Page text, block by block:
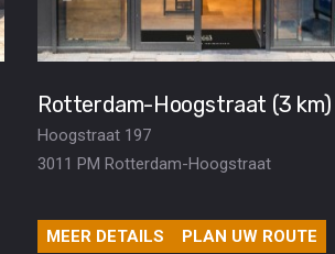
Rotterdam-Hoogstraat (3 km)
Hoogstraat 197
3011 PM Rotterdam-Hoogstraat
MEER DETAILS PLAN UW ROUTE